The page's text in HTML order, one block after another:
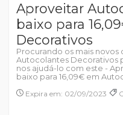
Aproveitar
baixo para
Decorativos
Procurando os mais
Autocolantes Decorativos
nos ajudá-lo com este -
baixo para 16,09€ em
Expira em: 02/09/2023